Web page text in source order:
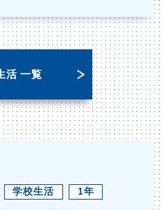
活 一覧
学校生活 1年